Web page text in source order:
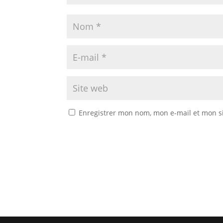
Enregistrer mon nom, mon e-mail et mon